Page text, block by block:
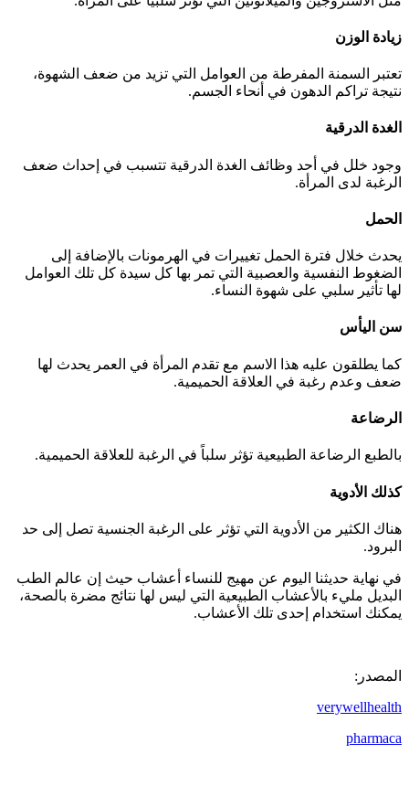
زيادة الوزن
تعتبر السمنة المفرطة من العوامل التي تزيد من ضعف الشهوة،
نتيجة تراكم الدهون في أنحاء الجسم.
الغدة الدرقية
وجود خلل في أحد وظائف الغدة الدرقية تتسبب في إحداث ضعف
الرغبة لدى المرأة.
الحمل
يحدث خلال فترة الحمل تغييرات في الهرمونات بالإضافة إلى
الضغوط النفسية والعصبية التي تمر بها كل سيدة كل تلك العوامل
لها تأثير سلبي على شهوة النساء.
سن اليأس
كما يطلقون عليه هذا الاسم مع تقدم المرأة في العمر يحدث لها
ضعف وعدم رغبة في العلاقة الحميمية.
الرضاعة
بالطبع الرضاعة الطبيعية تؤثر سلباً في الرغبة للعلاقة الحميمية.
كذلك الأدوية
هناك الكثير من الأدوية التي تؤثر على الرغبة الجنسية تصل إلى حد
البرود.
في نهاية حديثنا اليوم عن مهيج للنساء أعشاب حيث إن عالم الطب
البديل مليء بالأعشاب الطبيعية التي ليس لها نتائج مضرة بالصحة،
يمكنك استخدام إحدى تلك الأعشاب.
المصدر:
verywellhealth
pharmaca